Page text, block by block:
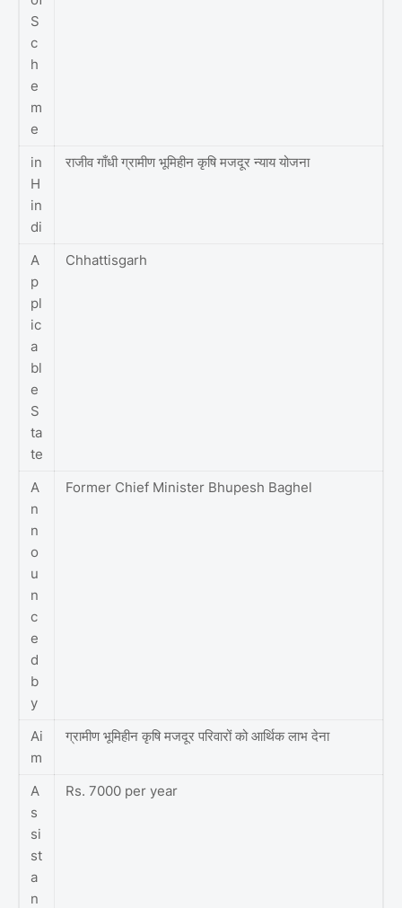
S
c
h
e
m
e
in
H
in
di
राजीव गाँधी ग्रामीण भूमिहीन कृषि मजदूर न्याय योजना
A
p
pl
ic
a
bl
e
S
ta
te
Chhattisgarh
A
n
n
o
u
n
c
e
d
b
y
Former Chief Minister Bhupesh Baghel
Ai
m
ग्रामीण भूमिहीन कृषि मजदूर परिवारों को आर्थिक लाभ देना
A
s
si
st
a
n
Rs. 7000 per year